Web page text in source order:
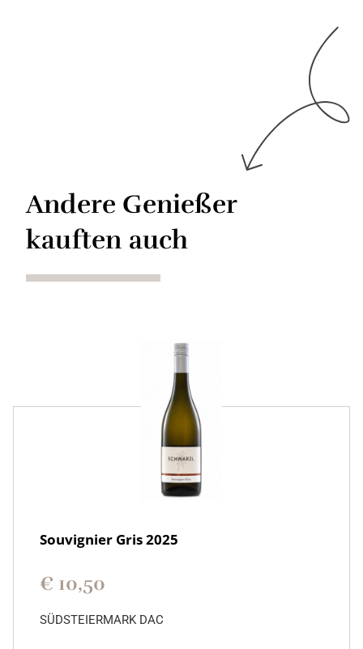
Andere Genießer
kauften auch
Souvignier Gris 2025
€ 10,50
SÜDSTEIERMARK DAC